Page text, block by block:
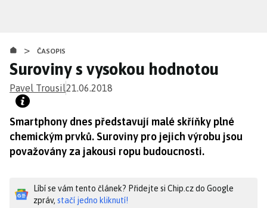
obsahu
> ČASOPIS
Suroviny s vysokou hodnotou
Pavel Trousil21.06.2018
Smartphony dnes představují malé skříňky plné
chemickým prvků. Suroviny pro jejich výrobu jsou
považovány za jakousi ropu budoucnosti.
Líbí se vám tento článek? Přidejte si Chip.cz do Google
zpráv, stačí jedno kliknutí!